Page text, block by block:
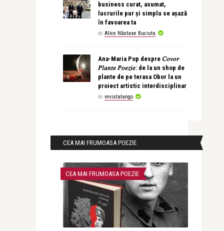
business curat, asumat,
lucrurile pur și simplu se așază
în favoarea ta
de Alice Năstase Buciuta
Ana-Maria Pop despre 𝐶𝑜𝑣𝑜𝑟
𝑃𝑙𝑎𝑛𝑡𝑒 𝑃𝑜𝑒𝑧𝑖𝑒: de la un shop de
plante de pe terasa Obor la un
proiect artistic interdisciplinar
de revistatango
CEA MAI FRUMOASA POEZIE
CEA MAI FRUMOASA POEZIE